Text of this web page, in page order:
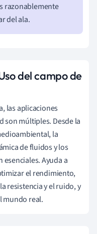
razonablemente
del ala.
del campo de
las aplicaciones
son múltiples. Desde la
la
de fluidos y los
Ayuda a
el rendimiento,
resistencia y el ruido, y
mundo real.